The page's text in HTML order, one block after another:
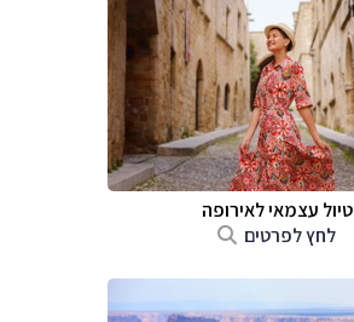
טיול עצמאי לאירופה
לחץ לפרטים